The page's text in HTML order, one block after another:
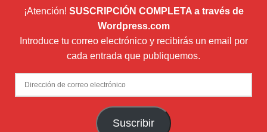
¡Atención! SUSCRIPCIÓN COMPLETA a través de
Wordpress.com
Introduce tu correo electrónico y recibirás un email por
cada entrada que publiquemos.
Dirección
de
Suscribir